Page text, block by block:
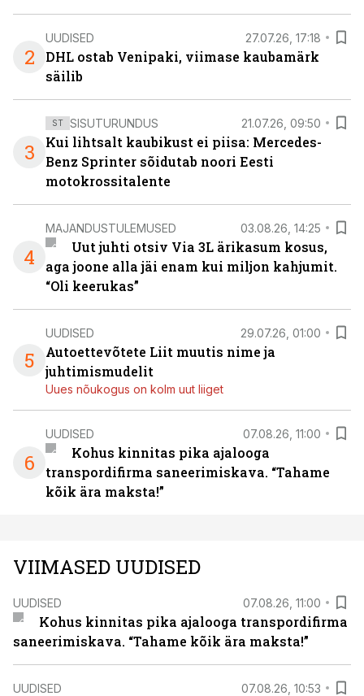
2
UUDISED 27.07.26, 17:18
DHL ostab Venipaki, viimase kaubamärk
säilib
3
ST SISUTURUNDUS 21.07.26, 09:50
Kui lihtsalt kaubikust ei piisa: Mercedes-
Benz Sprinter sõidutab noori Eesti
motokrossitalente
4
MAJANDUSTULEMUSED 03.08.26, 14:25
Uut juhti otsiv Via 3L ärikasum kosus,
aga joone alla jäi enam kui miljon kahjumit.
“Oli keerukas”
5
UUDISED 29.07.26, 01:00
Autoettevõtete Liit muutis nime ja
juhtimismudelit
Uues nõukogus on kolm uut liiget
6
UUDISED 07.08.26, 11:00
Kohus kinnitas pika ajalooga
transpordifirma saneerimiskava. “Tahame
kõik ära maksta!”
VIIMASED UUDISED
UUDISED 07.08.26, 11:00
Kohus kinnitas pika ajalooga transpordifirma
saneerimiskava. “Tahame kõik ära maksta!”
UUDISED 07.08.26, 10:53